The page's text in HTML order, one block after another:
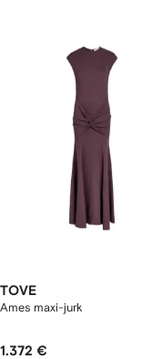
TOVE
Ames maxi-jurk
1.372 €